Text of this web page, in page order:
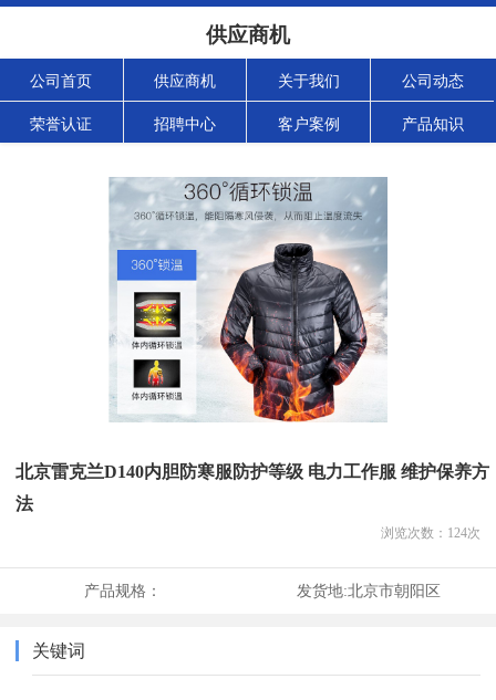
供应商机
公司首页 供应商机 关于我们 公司动态
荣誉认证 招聘中心 客户案例 产品知识
北京雷克兰D140内胆防寒服防护等级 电力工作服 维护保养方
法
浏览次数： 124次
产品规格： 发货地:北京市朝阳区
关键词